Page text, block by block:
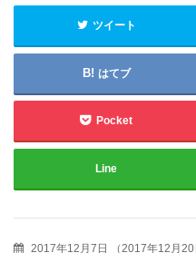
ツイート
はてブ
Pocket
Line
2017年12月7日 （2017年12月20